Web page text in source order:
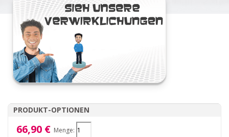
PRODUKT-OPTIONEN
66,90 € Menge: